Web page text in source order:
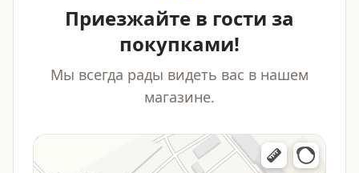
Приезжайте в гости за
покупками!
Мы всегда рады видеть вас в нашем
магазине.